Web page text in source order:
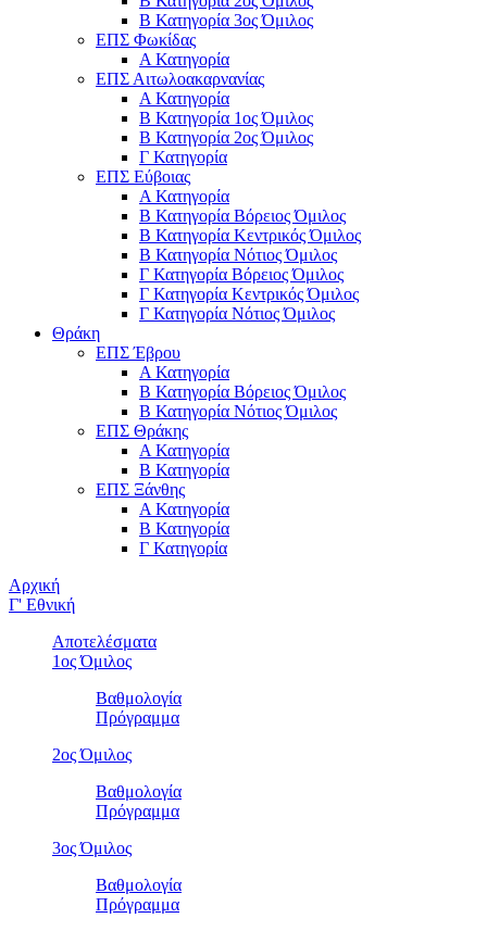
Β Κατηγορία 3ος Όμιλος
ΕΠΣ Φωκίδας
Α Κατηγορία
ΕΠΣ Αιτωλοακαρνανίας
Α Κατηγορία
Β Κατηγορία 1ος Όμιλος
Β Κατηγορία 2ος Όμιλος
Γ Κατηγορία
ΕΠΣ Εύβοιας
Α Κατηγορία
Β Κατηγορία Βόρειος Όμιλος
Β Κατηγορία Κεντρικός Όμιλος
Β Κατηγορία Νότιος Όμιλος
Γ Κατηγορία Βόρειος Όμιλος
Γ Κατηγορία Κεντρικός Όμιλος
Γ Κατηγορία Νότιος Όμιλος
Θράκη
ΕΠΣ Έβρου
Α Κατηγορία
Β Κατηγορία Βόρειος Όμιλος
Β Κατηγορία Νότιος Όμιλος
ΕΠΣ Θράκης
Α Κατηγορία
Β Κατηγορία
ΕΠΣ Ξάνθης
Α Κατηγορία
Β Κατηγορία
Γ Κατηγορία
Αρχική
Γ' Εθνική
Αποτελέσματα
1ος Όμιλος
Βαθμολογία
Πρόγραμμα
2ος Όμιλος
Βαθμολογία
Πρόγραμμα
3ος Όμιλος
Βαθμολογία
Πρόγραμμα